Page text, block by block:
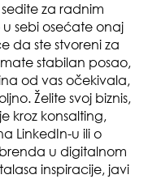
za radnim
sebi osećate onaj
da ste stvoreni za
stabilan posao,
od vas očekivala,
Želite svoj biznis,
kroz konsalting,
LinkedIn-u ili o
u digitalnom
inspiracije, javi